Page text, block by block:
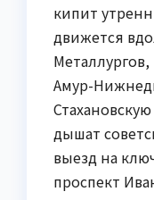
кипит
движется
Амур-
дышат
выезд на
проспект